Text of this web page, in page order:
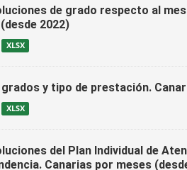
de grado respecto al
2022)
XLSX
y tipo de prestación.
XLSX
del Plan Individual de
Canarias por meses